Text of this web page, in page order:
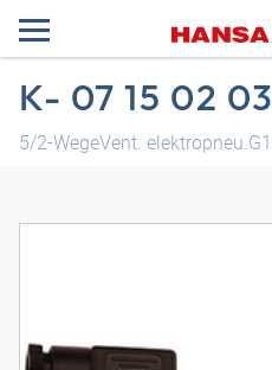
K- 07 15 02 03
5/2-WegeVent.